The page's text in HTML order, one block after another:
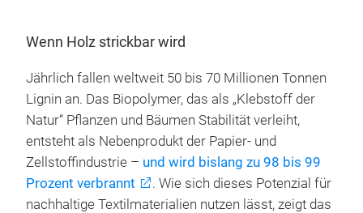
Wenn Holz strickbar wird
Jährlich fallen weltweit 50 bis 70 Millionen Tonnen
Lignin an. Das Biopolymer, das als „Klebstoff der
Natur“ Pflanzen und Bäumen Stabilität verleiht,
entsteht als Nebenprodukt der Papier- und
Zellstoffindustrie – und wird bislang zu 98 bis 99
Prozent verbrannt
. Wie sich dieses Potenzial für
nachhaltige Textilmaterialien nutzen lässt, zeigt das